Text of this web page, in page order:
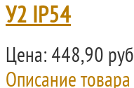
У2 IP54
Цена: 448,90 руб
Описание товара